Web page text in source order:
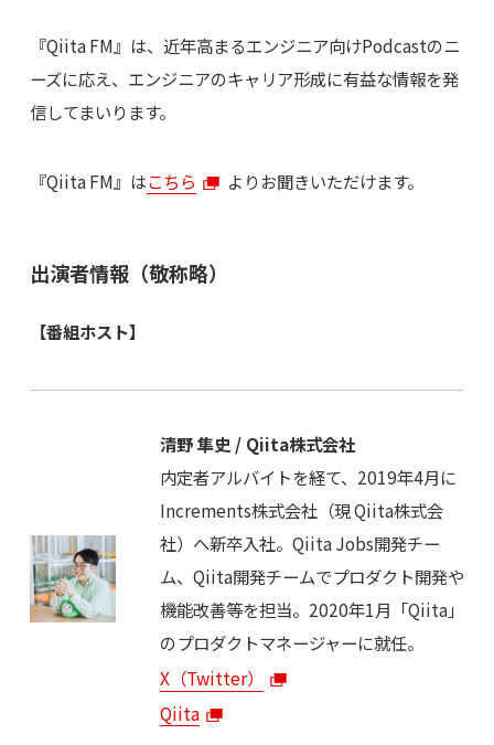
『Qiita FM』は、近年高まるエンジニア向けPodcastのニ
ーズに応え、エンジニアのキャリア形成に有益な情報を発
信してまいります。
『Qiita FM』はこちら よりお聞きいただけます。
出演者情報（敬称略）
【番組ホスト】
清野 隼史 / Qiita株式会社
内定者アルバイトを経て、2019年4月に
Increments株式会社（現 Qiita株式会
社）へ新卒入社。Qiita Jobs開発チー
ム、Qiita開発チームでプロダクト開発や
機能改善等を担当。2020年1月「Qiita」
のプロダクトマネージャーに就任。
X（Twitter）
Qiita